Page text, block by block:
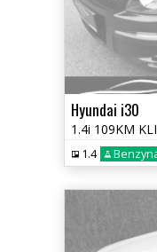
Hyundai i30
1.4